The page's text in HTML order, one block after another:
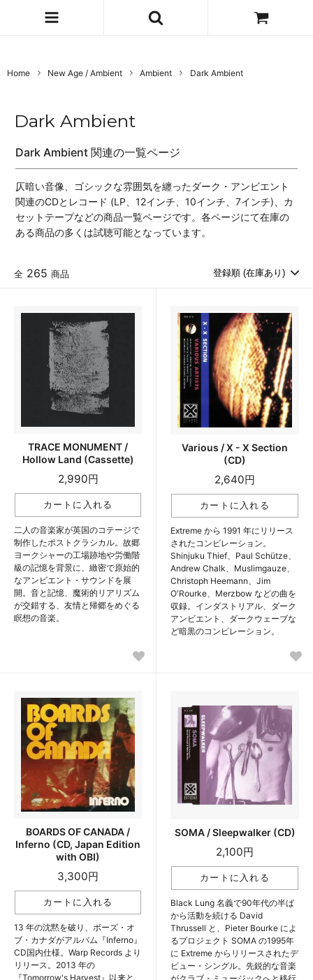
Home New Age / Ambient Ambient Dark Ambient
Dark Ambient
Dark Ambient 関連の一覧ページ
仄暗い音像、ゴシックな雰囲気を纏ったダーク・アンビエント
関連のCDとレコード (LP、12インチ、10インチ、7インチ)、カ
セットテープなどの商品一覧ページです。各ページにて在庫の
ある商品の多くは試聴可能となっています。
全 265 商品
TRACE MONUMENT /
Hollow Land (Cassette)
2,990円
二人の音楽家が英国のコテージで
制作したポストクラシカル。故郷
ヨークシャーの工場跡地や労働階
級の記憶を背景に、緻密で原始的
なアンビエント・サウンドを展
開。音と記憶、魔術的リアリズム
が交錯する、友情と帰郷をめぐる
瞑想の音楽。
Various / X - X Section
(CD)
2,640円
Extreme から 1991 年にリリース
されたコンピレーション。
Shinjuku Thief、Paul Schütze、
Andrew Chalk、Muslimgauze、
Christoph Heemann、Jim
O'Rourke、Merzbow などの曲を
収録。インダストリアル、ダーク
アンビエント、ダークウェーブな
ど暗黒のコンピレーション。
BOARDS OF CANADA /
Inferno (CD, Japan Edition
with OBI)
3,300円
13 年の沈黙を破り、ボーズ・オ
ブ・カナダがアルバム『Inferno』
CD国内仕様。Warp Records より
リリース。2013 年の
『Tomorrow's Harvest』以来と
SOMA / Sleepwalker (CD)
2,100円
Black Lung 名義で90年代の半ば
から活動を続ける David
Thrussell と、Pieter Bourke によ
るプロジェクト SOMA の1995年
に Extreme からリリースされたデ
ビュー・シングル。先鋭的な音楽